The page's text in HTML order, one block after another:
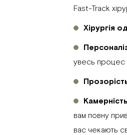
Fast-Track
Хірургія
увесь процес
вам повну
вас чекають